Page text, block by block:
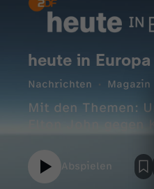
heute in
Nachrichten Magazin
Mit den Themen:
Elton John
Abspielen